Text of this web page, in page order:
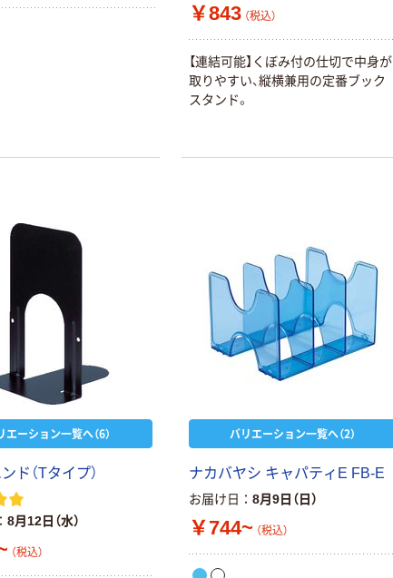
￥843 （税込）
【連結可能】くぼみ付の仕切で中身が
取りやすい、縦横兼用の定番ブック
スタンド。
エーション一覧へ（6）
ド（Tタイプ）
8月12日（水）
（税込）
バリエーション一覧へ（2）
ナカバヤシ キャパティE FB-E
お届け日 8月9日（日）
￥744~ （税込）